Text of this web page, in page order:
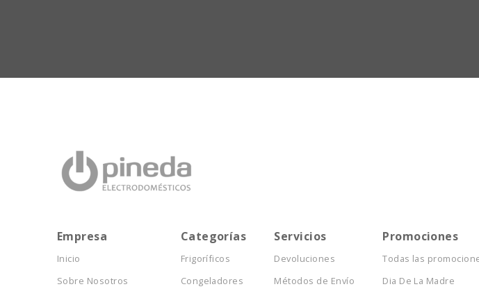
Empresa
Inicio
Sobre Nosotros
Categorías
Frigoríficos
Congeladores
Servicios
Devoluciones
Métodos de Envío
Promociones
Todas las
Dia De La Madre